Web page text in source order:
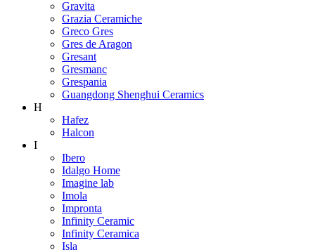
Gravita
Grazia Ceramiche
Greco Gres
Gres de Aragon
Gresant
Gresmanc
Grespania
Guangdong Shenghui Ceramics
H
Hafez
Halcon
I
Ibero
Idalgo Home
Imagine lab
Imola
Impronta
Infinity Ceramic
Infinity Ceramica
Isla